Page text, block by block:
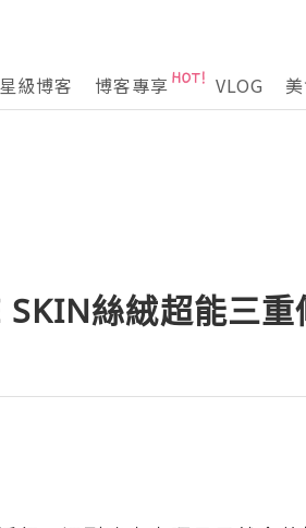
星級博客 博客專享 VLOG
SKIN絲絨超能三